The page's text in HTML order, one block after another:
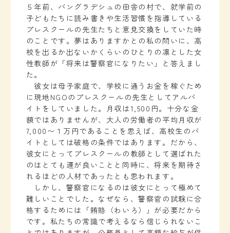
５年前、バングラデシュの田舎の村で、就学前の
子どもたちに読み書きや生活習慣を指導している
プレスクールの先生たちと意見交換をしていた時
のことです。夢はありますかとの私の問いに、高
校を出るか出ないかくらいのひとりの凛とした女
性教師が「将来は警察官になりたい」と答えまし
た。
彼女は母子家庭で、学校に通うお金を稼ぐため
に現地NGOのプレスクールの先生としてアルバ
イトをしていました。月収は1,500円。十分な金
額ではありませんが、大人の労働者の平均月収が
7,000〜１万円であることを思えば、高校生のバ
イトとしては破格の条件ではあります。だから、
彼女にとってプレスクールの教師として選ばれた
のはとても運が良いことと同時に、将来を期待さ
れるほどの人材であったとも思われます。
しかし、警察官になるのは彼女にとって極めて
難しいことでした。なぜなら、警察官の試験に合
格するためには「賄賂（わいろ）」が必要だから
です。私たちの常識で考えるなら信じられないこ